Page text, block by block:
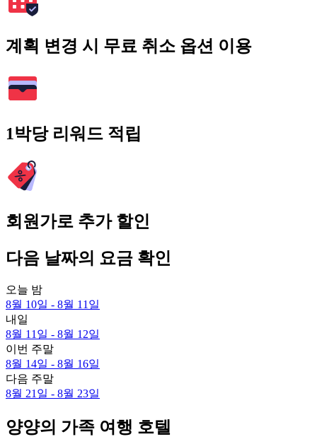
계획 변경 시 무료 취소 옵션 이용
1박당 리워드 적립
회원가로 추가 할인
다음 날짜의 요금 확인
오늘 밤
8월 10일 - 8월 11일
내일
8월 11일 - 8월 12일
이번 주말
8월 14일 - 8월 16일
다음 주말
8월 21일 - 8월 23일
양양의 가족 여행 호텔